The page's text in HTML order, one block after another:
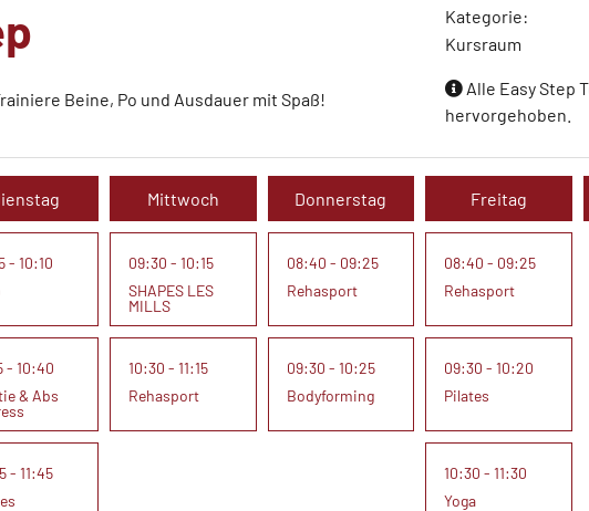
Beine, Po und Ausdauer mit Spaß!
Kategorie:
Kursraum
Alle Easy Step
hervorgehoben.
- 10:10
- 10:40
& Abs
- 11:45
Mittwoch
09:30 - 10:15
SHAPES LES
MILLS
10:30 - 11:15
Rehasport
Donnerstag
08:40 - 09:25
Rehasport
09:30 - 10:25
Bodyforming
Freitag
08:40 - 09:25
Rehasport
09:30 - 10:20
Pilates
10:30 - 11:30
Yoga